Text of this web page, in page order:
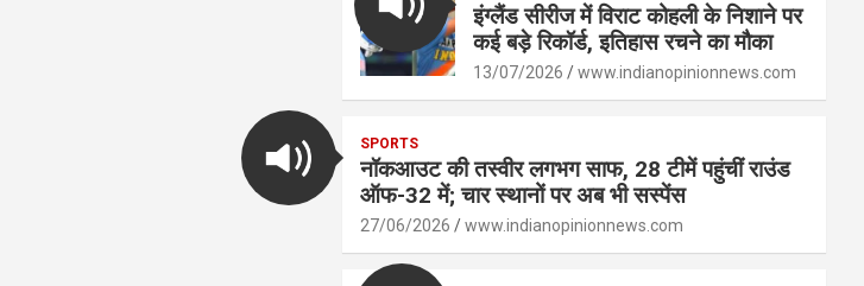
इंग्लैंड सीरीज में विराट कोहली के निशाने पर
कई बड़े रिकॉर्ड, इतिहास रचने का मौका
13/07/2026 www.indianopinionnews.com
SPORTS
नॉकआउट की तस्वीर लगभग साफ, 28 टीमें पहुंचीं राउंड
ऑफ-32 में; चार स्थानों पर अब भी सस्पेंस
27/06/2026 www.indianopinionnews.com